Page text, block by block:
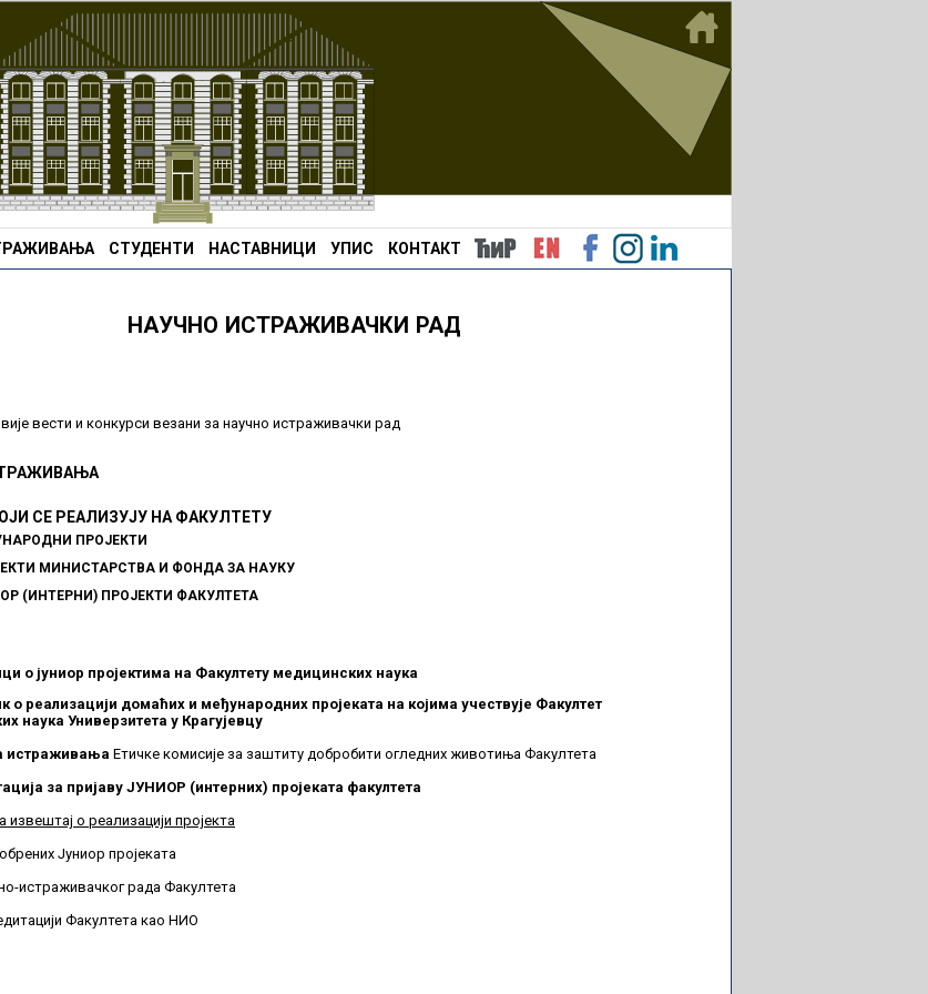
СТУДЕНТИ НАСТАВНИЦИ УПИС КОНТАКТ
НАУЧНО ИСТРАЖИВАЧКИ РАД
вести и конкурси везани за научно истраживачки рад
СЕ РЕАЛИЗУЈУ НА ФАКУЛТЕТУ
ПРОЈЕКТИ
МИНИСТАРСТВА И ФОНДА ЗА НАУКУ
(ИНТЕРНИ) ПРОЈЕКТИ ФАКУЛТЕТА
о јуниор пројектима на Факултету медицинских наука
о реализацији домаћих и међународних пројеката на којима учествује Факултет
наука Универзитета у Крагујевцу
истраживања Етичке комисије за заштиту добробити огледних животиња Факултета
за пријаву ЈУНИОР (интерних) пројеката факултета
извештај о реализацији пројекта
Јуниор пројеката
истраживачког рада Факултета
Факултета као НИO